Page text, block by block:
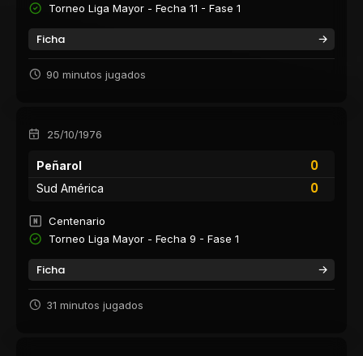
Torneo Liga Mayor - Fecha 11 - Fase 1
Ficha
90 minutos jugados
25/10/1976
Peñarol
0
0
Sud América
Centenario
Torneo Liga Mayor - Fecha 9 - Fase 1
Ficha
31 minutos jugados